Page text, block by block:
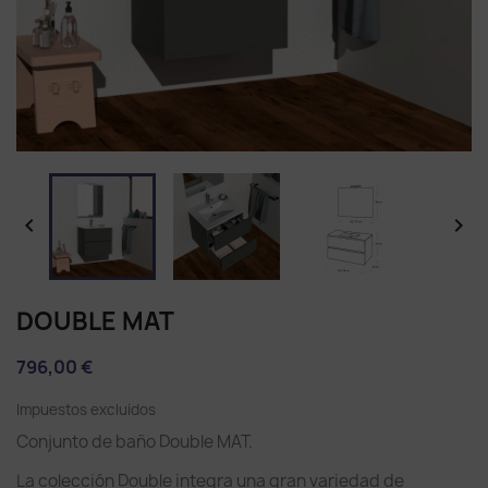
 
DOUBLE MAT
796,00 €
Impuestos excluidos
Conjunto de baño Double MAT.
La colección Double integra una gran variedad de